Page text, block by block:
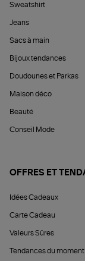
Sweatshirt
Jeans
Sacs à main
Bijoux tendances
Doudounes et Parkas
Maison déco
Beauté
Conseil Mode
OFFRES ET
Idées Cadeaux
Carte Cadeau
Valeurs Sûres
Tendances du moment